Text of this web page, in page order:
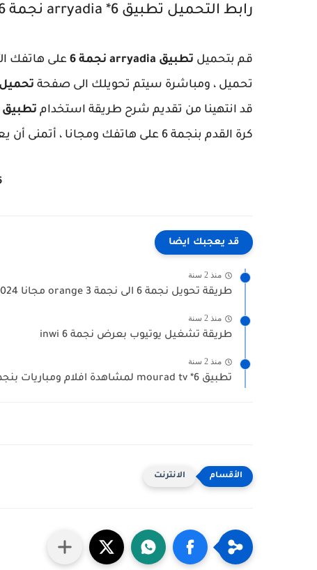
رابط التحميل تطبيق arryadia *6 نجمة 6 انوي واورنج واتصالات المغرب
قم بتحميل تطبيق arryadia نجمة 6
على هاتفك
تحميل ، ومباشرة سيتم تحويلك الى صفحة تحميل
قد انتهينا من تقديم شرح طريقة استخدام تطبيق arryadia نجمة 6
كرة القدم بنجمة 6 على هاتفك ومجانا ، أتمنى أن يعجبكم هذا التطبيق وشكرا على وقتكم.
قد يعجبك ايضا
منذ 2 سنة
طريقة تحويل نجمة 6 الى نجمة 3 orange مجانا 2024
منذ 2 سنة
طريقة تشغيل يوتيوب بعرض نجمة 6 inwi
منذ 2 سنة
تطبيق mourad tv *6 لمشاهدة افلام ومباريات بنجمة 6
الانترنت